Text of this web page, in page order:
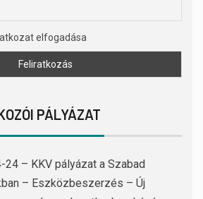
elfogadása
PÁLYÁZAT
24 – KKV pályázat a Szabad
– Eszközbeszerzés – Új